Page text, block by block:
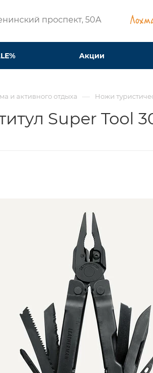
проспект, 50А​
Акции
и активного отдыха — Ножи
Super Tool